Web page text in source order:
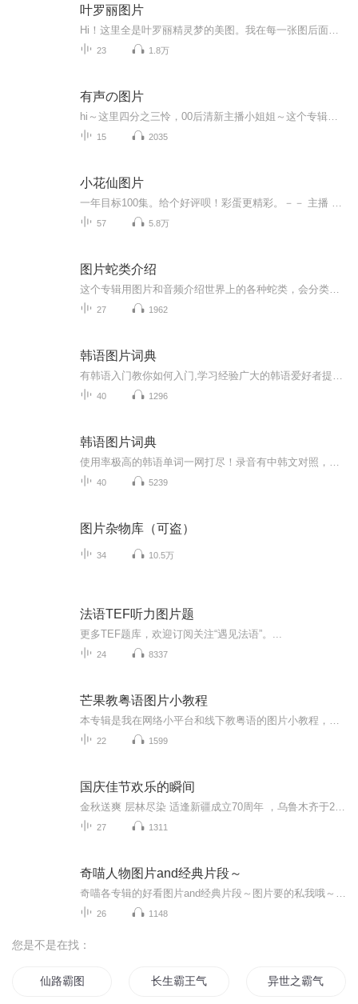
叶罗丽图片
23 1.8万
有声の图片
15 2035
小花仙图片
57 5.8万
图片蛇类介绍
27 1962
韩语图片词典
40 1296
韩语图片词典
40 5239
图片杂物库（可盗）
34 10.5万
法语TEF听力图片题
更多TEF题库，欢迎订阅关注“遇见法语”。...
24 8337
芒果教粤语图片小教程
22 1599
国庆佳节欢乐的瞬间
27 1311
奇喵人物图片and经典片段～
26 1148
您是不是在找：
仙路霸图 长生霸王气 异世之霸气冲天